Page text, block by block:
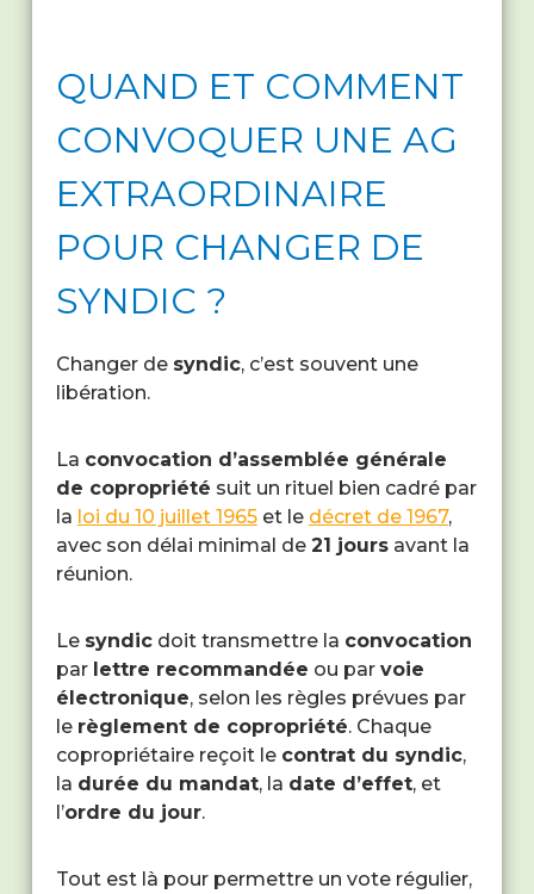
QUAND ET COMMENT
CONVOQUER UNE AG
EXTRAORDINAIRE
POUR CHANGER DE
SYNDIC ?
Changer de syndic, c’est souvent une
libération.
La convocation d’assemblée générale
de copropriété suit un rituel bien cadré par
la loi du 10 juillet 1965et le décret de 1967,
avec son délai minimal de 21 joursavant la
réunion.
Le syndicdoit transmettre la convocation
par lettre recommandée ou par voie
électronique, selon les règles prévues par
le règlement de copropriété. Chaque
copropriétaire reçoit le contrat du syndic,
la durée du mandat, la date d’effet, et
l’ordre du jour.
Tout est là pour permettre un vote régulier,